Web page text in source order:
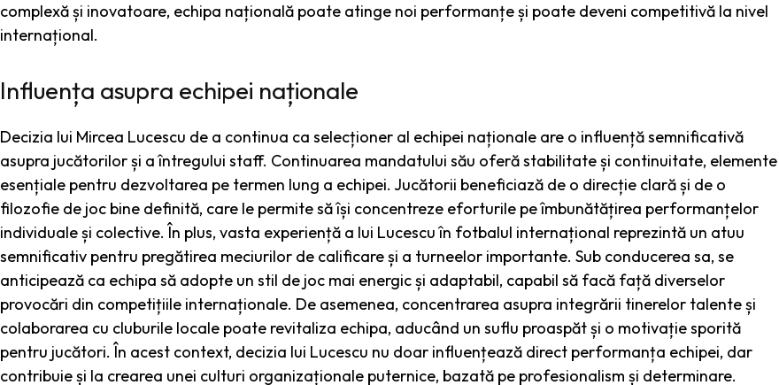
complexă și inovatoare, echipa națională poate atinge noi performanțe și poate deveni competitivă la nivel
internațional.
Influența asupra echipei naționale
Decizia lui Mircea Lucescu de a continua ca selecționer al echipei naționale are o influență semnificativă
asupra jucătorilor și a întregului staff. Continuarea mandatului său oferă stabilitate și continuitate, elemente
esențiale pentru dezvoltarea pe termen lung a echipei. Jucătorii beneficiază de o direcție clară și de o
filozofie de joc bine definită, care le permite să își concentreze eforturile pe îmbunătățirea performanțelor
individuale și colective. În plus, vasta experiență a lui Lucescu în fotbalul internațional reprezintă un atuu
semnificativ pentru pregătirea meciurilor de calificare și a turneelor importante. Sub conducerea sa, se
anticipează ca echipa să adopte un stil de joc mai energic și adaptabil, capabil să facă față diverselor
provocări din competițiile internaționale. De asemenea, concentrarea asupra integrării tinerelor talente și
colaborarea cu cluburile locale poate revitaliza echipa, aducând un suflu proaspăt și o motivație sporită
pentru jucători. În acest context, decizia lui Lucescu nu doar influențează direct performanța echipei, dar
contribuie și la crearea unei culturi organizaționale puternice, bazată pe profesionalism și determinare.